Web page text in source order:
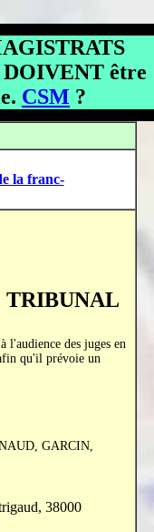
DOIVENT être
CSM ?
la franc-
TRIBUNAL
l'audience des juges en
qu'il prévoie un
GARCIN,
38000